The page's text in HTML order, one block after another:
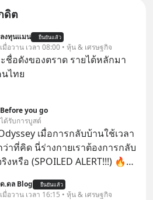
ดิต
ลงทุนแมน ยืนยันแล้ว
เมื่อวาน เวลา 08:00 • หุ้น & เศรษฐกิจ
ะชื่อดังของตราด รายได้หลักมา
ไทย
Before you go
ได้รับการบูสต์
เมื่อการกลับบ้านใช้เวลา
าที่คิด นี่ร่างกายเราต้องการกลับ
งหรือ (SPOILED ALERT!!!) 🔥
ด.ดล Blog ยืนยันแล้ว
เมื่อวาน เวลา 16:15 • หุ้น & เศรษฐกิจ